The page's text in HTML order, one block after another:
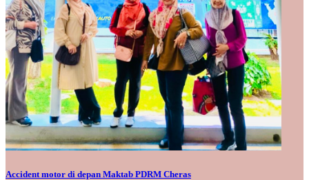
Accident motor di depan Maktab PDRM Cheras